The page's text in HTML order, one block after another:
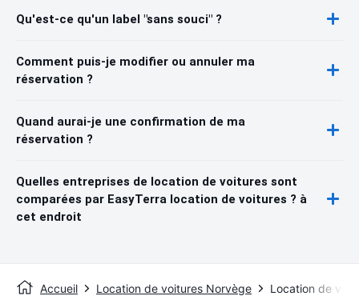
Qu'est-ce qu'un label "sans souci" ?
Comment puis-je modifier ou annuler ma
réservation ?
Quand aurai-je une confirmation de ma
réservation ?
Quelles entreprises de location de voitures sont
comparées par EasyTerra location de voitures ? à
cet endroit
Accueil Location de voitures Norvège Location de